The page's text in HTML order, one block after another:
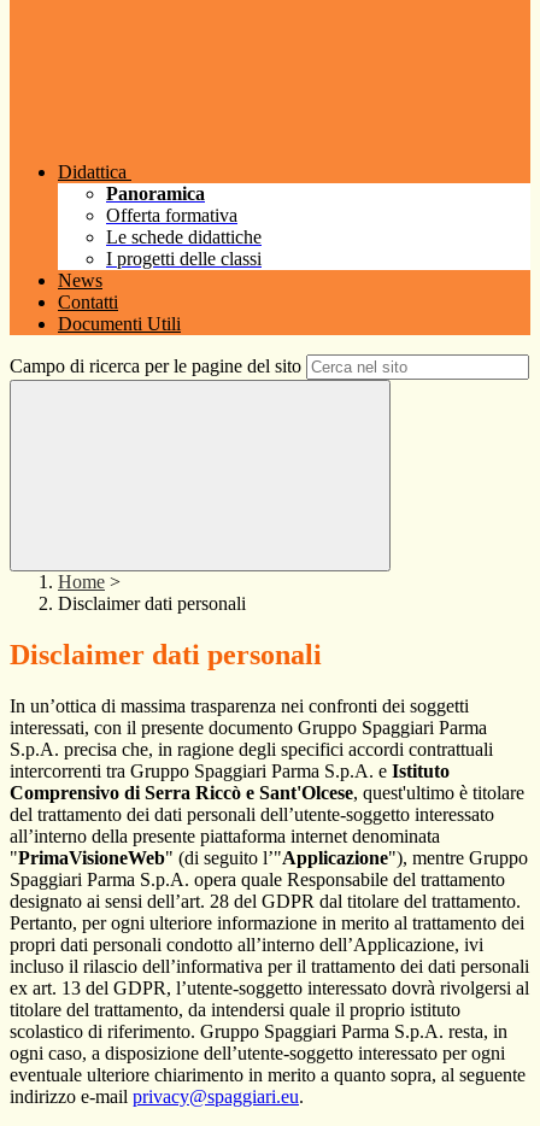
Didattica
Panoramica
Offerta formativa
Le schede didattiche
I progetti delle classi
News
Contatti
Documenti Utili
Campo di ricerca per le pagine del sito
Home >
Disclaimer dati personali
Disclaimer dati personali
In un’ottica di massima trasparenza nei confronti dei soggetti
interessati, con il presente documento Gruppo Spaggiari Parma
S.p.A. precisa che, in ragione degli specifici accordi contrattuali
intercorrenti tra Gruppo Spaggiari Parma S.p.A. e Istituto
Comprensivo di Serra Riccò e Sant'Olcese, quest'ultimo è titolare
del trattamento dei dati personali dell’utente-soggetto interessato
all’interno della presente piattaforma internet denominata
"PrimaVisioneWeb" (di seguito l’"Applicazione"), mentre Gruppo
Spaggiari Parma S.p.A. opera quale Responsabile del trattamento
designato ai sensi dell’art. 28 del GDPR dal titolare del trattamento.
Pertanto, per ogni ulteriore informazione in merito al trattamento dei
propri dati personali condotto all’interno dell’Applicazione, ivi
incluso il rilascio dell’informativa per il trattamento dei dati personali
ex art. 13 del GDPR, l’utente-soggetto interessato dovrà rivolgersi al
titolare del trattamento, da intendersi quale il proprio istituto
scolastico di riferimento. Gruppo Spaggiari Parma S.p.A. resta, in
ogni caso, a disposizione dell’utente-soggetto interessato per ogni
eventuale ulteriore chiarimento in merito a quanto sopra, al seguente
indirizzo e-mail privacy@spaggiari.eu.